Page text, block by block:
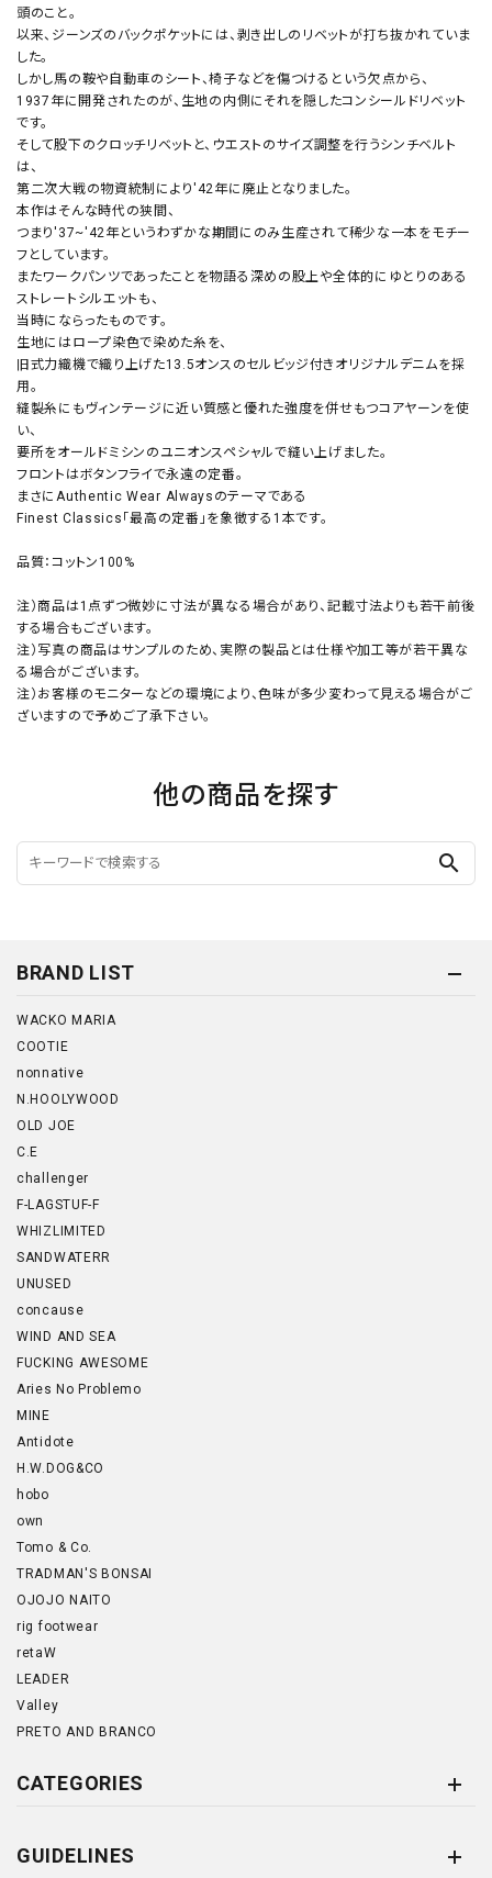
頭のこと。
以来、ジーンズのバックポケットには、剥き出しのリベットが打ち抜かれていま
した。
しかし馬の鞍や自動車のシート、椅子などを傷つけるという欠点から、
1937年に開発されたのが、生地の内側にそれを隠したコンシールドリベット
です。
そして股下のクロッチリベットと、ウエストのサイズ調整を行うシンチベルト
は、
第二次大戦の物資統制により'42年に廃止となりました。
本作はそんな時代の狭間、
つまり'37~'42年というわずかな期間にのみ生産されて稀少な一本をモチー
フとしています。
またワークパンツであったことを物語る深めの股上や全体的にゆとりのある
ストレートシルエットも、
当時にならったものです。
生地にはロープ染色で染めた糸を、
旧式力織機で織り上げた13.5オンスのセルビッジ付きオリジナルデニムを採
用。
縫製糸にもヴィンテージに近い質感と優れた強度を併せもつコアヤーンを使
い、
要所をオールドミシンのユニオンスペシャルで縫い上げました。
フロントはボタンフライで永遠の定番。
まさにAuthentic Wear Alwaysのテーマである
Finest Classics「最高の定番」を象徴する1本です。
品質：コットン100%
注）商品は1点ずつ微妙に寸法が異なる場合があり、記載寸法よりも若干前後
する場合もございます。
注）写真の商品はサンプルのため、実際の製品とは仕様や加工等が若干異な
る場合がございます。
注）お客様のモニターなどの環境により、色味が多少変わって見える場合がご
ざいますので予めご了承下さい。
他の商品を探す
search
BRAND LIST
WACKO MARIA
COOTIE
nonnative
N.HOOLYWOOD
OLD JOE
C.E
challenger
F-LAGSTUF-F
WHIZLIMITED
SANDWATERR
UNUSED
concause
WIND AND SEA
FUCKING AWESOME
Aries No Problemo
MINE
Antidote
H.W.DOG&CO
hobo
own
Tomo & Co.
TRADMAN'S BONSAI
OJOJO NAITO
rig footwear
retaW
LEADER
Valley
PRETO AND BRANCO
CATEGORIES
GUIDELINES